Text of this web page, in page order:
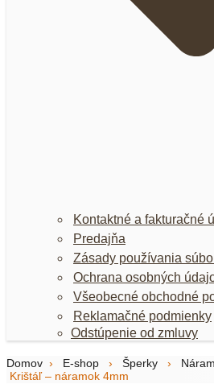
Kontaktné a fakturačné
Predajňa
Zásady používania
Ochrana osobných
Všeobecné obchodné
Reklamačné podmienky
Odstúpenie od zmluvy
Domov › E-shop › Šperky ›
Krištáľ – náramok 4mm